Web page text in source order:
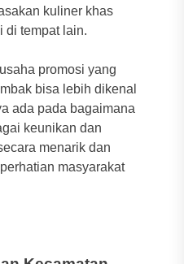
kuliner khas
di tempat lain.
promosi yang
bisa lebih dikenal
ada pada bagaimana
keunikan dan
menarik dan
masyarakat